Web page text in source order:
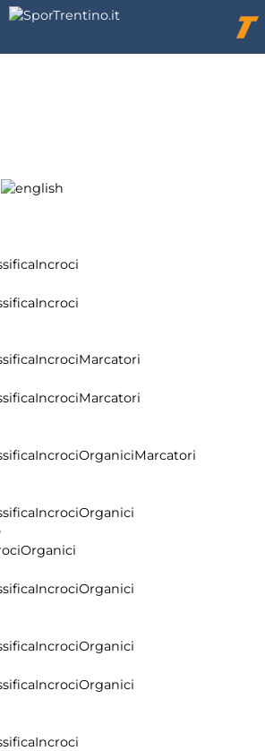
Incroci
Incroci
IncrociMarcatori
IncrociMarcatori
IncrociOrganiciMarcatori
IncrociOrganici
Organici
IncrociOrganici
IncrociOrganici
IncrociOrganici
Incroci